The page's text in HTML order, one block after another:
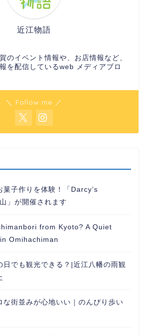
近江物語
のイベント情報や、お店情報など、
を配信しているweb メディアブロ
＼ Follow me ／
菓子作りを体験！「Darcy’s
」が開催されます
from Kyoto? A Quiet
Omihachiman
日でも観光できる？|近江八幡の雨観
な街並みが心地いい｜のんびり歩い